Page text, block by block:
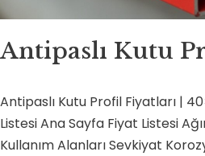
Antipaslı Kutu
Antipaslı Kutu Profil Fiyatları |
Listesi Ana Sayfa Fiyat Listesi
Kullanım Alanları Sevkiyat